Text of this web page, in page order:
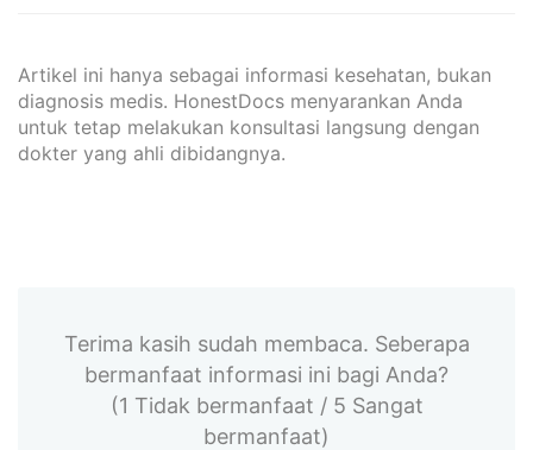
Artikel ini hanya sebagai informasi kesehatan, bukan
diagnosis medis. HonestDocs menyarankan Anda
untuk tetap melakukan konsultasi langsung dengan
dokter yang ahli dibidangnya.
Terima kasih sudah membaca. Seberapa
bermanfaat informasi ini bagi Anda?
(1 Tidak bermanfaat / 5 Sangat
bermanfaat)